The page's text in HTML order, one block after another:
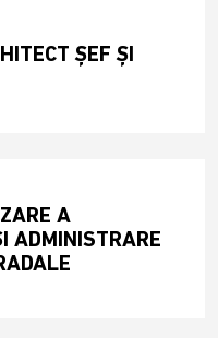
ȘEF ȘI
A
ADMINISTRARE